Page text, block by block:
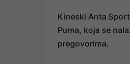
Kineski Anta
Puma, koja se
pregovorima.